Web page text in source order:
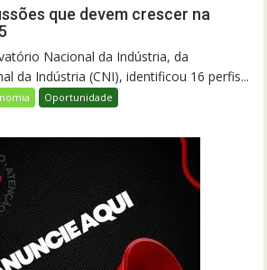
que devem crescer na
Nacional da Indústria, da
da Indústria (CNI), identificou 16 perfis...
Oportunidade